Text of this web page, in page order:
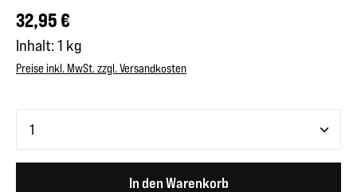
Regulärer Preis:
32,95 €
Inhalt: 1 kg
Preise inkl. MwSt. zzgl. Versandkosten
In den Warenkorb